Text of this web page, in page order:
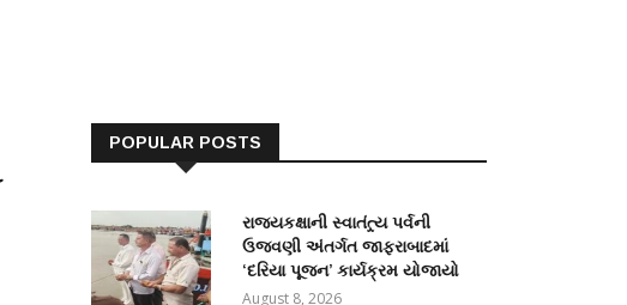
POPULAR POSTS
રાજ્યકક્ષાની સ્વાતંત્ર્ય પર્વની
ઉજવણી અંતર્ગત જાફરાબાદમાં
‘દરિયા પૂજન’ કાર્યક્રમ યોજાયો
August 8, 2026